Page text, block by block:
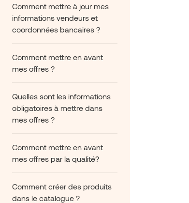
Comment mettre à jour mes
informations vendeurs et
coordonnées bancaires ?
Comment mettre en avant
mes offres ?
Quelles sont les informations
obligatoires à mettre dans
mes offres ?
Comment mettre en avant
mes offres par la qualité?
Comment créer des produits
dans le catalogue ?